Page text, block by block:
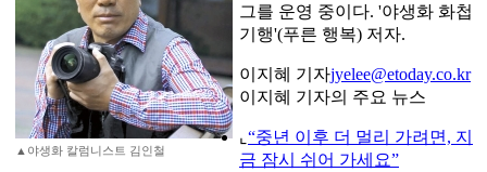
▲야생화 칼럼니스트 김인철
그를 운영 중이다. '야생화 화첩
기행'(푸른 행복) 저자.
이지혜 기자jyelee@etoday.co.kr
이지혜 기자의 주요 뉴스
⌞ “중년 이후 더 멀리 가려면, 지
금 잠시 쉬어 가세요”